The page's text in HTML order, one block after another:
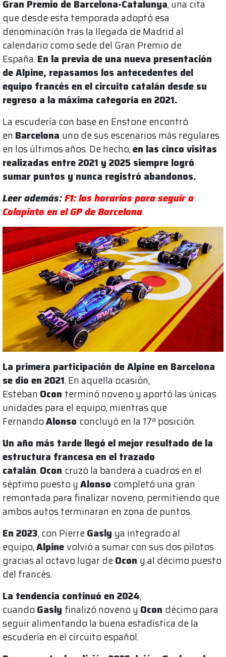
Gran Premio de Barcelona-Catalunya, una cita
que desde esta temporada adoptó esa
denominación tras la llegada de Madrid al
calendario como sede del Gran Premio de
España.En la previa de una nueva presentación
de Alpine, repasamos los antecedentes del
equipo francés en el circuito catalán desde su
regreso a la máxima categoría en 2021.
La escudería con base en Enstone encontró
en Barcelona uno de sus escenarios más regulares
en los últimos años. De hecho,en las cinco visitas
realizadas entre 2021 y 2025 siempre logró
sumar puntos y nunca registró abandonos.
Leer además:F1: los horarios para seguir a
Colapinto en el GP de Barcelona
La primera participación de Alpine en Barcelona
se dio en 2021. En aquella ocasión,
Esteban Ocon terminó noveno y aportó las únicas
unidades para el equipo, mientras que
FernandoAlonso concluyó en la 17ª posición.
Un año más tarde llegó el mejor resultado de la
estructura francesa en el trazado
catalán.Ocon cruzó la bandera a cuadros en el
séptimo puesto yAlonso completó una gran
remontada para finalizar noveno, permitiendo que
ambos autos terminaran en zona de puntos.
En 2023, con PierreGasly ya integrado al
equipo,Alpinevolvió a sumar con sus dos pilotos
gracias al octavo lugar deOcon y al décimo puesto
del francés.
La tendencia continuó en 2024,
cuandoGasly finalizó noveno y Ocon décimo para
seguir alimentando la buena estadística de la
escudería en el circuito español.